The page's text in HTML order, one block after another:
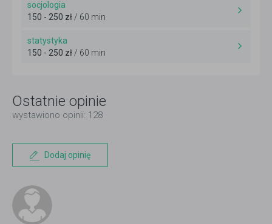
socjologia
150 - 250 zł / 60 min
statystyka
150 - 250 zł / 60 min
Ostatnie opinie
wystawiono opinii: 128
Dodaj opinię